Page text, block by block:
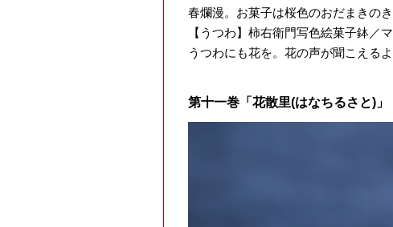
春爛漫。お菓子は桜色のおだまきのき
【うつわ】柿右衛門写色絵菓子鉢／
うつわにも花を。花の声が聞こえる
第十一巻「花散里(はなちるさと)